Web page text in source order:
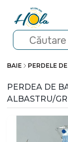
BAIE PERDELE
PERDEA DE
ALBASTRU/